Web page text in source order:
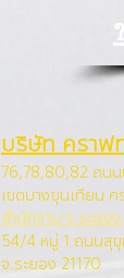
บริษัท คราฟ
76,78,80,82 ถน
เขตบางขุนเทียน ก
สำนักงาน จ.ระยอง
54/4 หมู่ 1 ถนนสุ
จ.ระยอง 21170